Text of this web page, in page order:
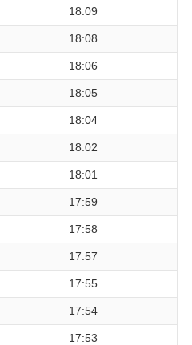
18:09
18:08
18:06
18:05
18:04
18:02
18:01
17:59
17:58
17:57
17:55
17:54
17:53